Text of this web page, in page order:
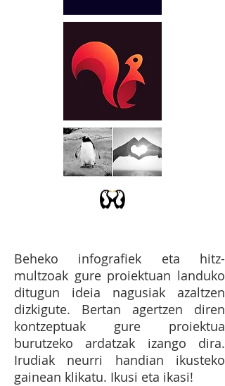
Beheko infografiek eta hitz-
multzoak gure proiektuan landuko
ditugun ideia nagusiak azaltzen
dizkigute. Bertan agertzen diren
kontzeptuak gure proiektua
burutzeko ardatzak izango dira.
Irudiak neurri handian ikusteko
gainean klikatu. Ikusi eta ikasi!